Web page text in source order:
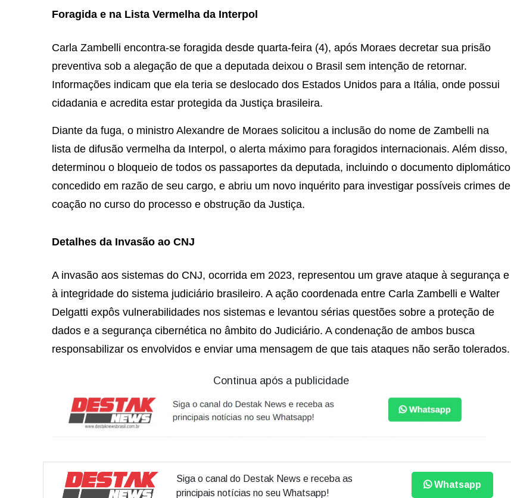
Foragida e na Lista Vermelha da Interpol
Carla Zambelli encontra-se foragida desde quarta-feira (4), após Moraes decretar sua prisão
preventiva sob a alegação de que a deputada deixou o Brasil sem intenção de retornar.
Informações indicam que ela teria se deslocado dos Estados Unidos para a Itália, onde possui
cidadania e acredita estar protegida da Justiça brasileira.
Diante da fuga, o ministro Alexandre de Moraes solicitou a inclusão do nome de Zambelli na
lista de difusão vermelha da Interpol, o alerta máximo para foragidos internacionais. Além disso,
determinou o bloqueio de todos os passaportes da deputada, incluindo o documento diplomático
concedido em razão de seu cargo, e abriu um novo inquérito para investigar possíveis crimes de
coação no curso do processo e obstrução da Justiça.
Detalhes da Invasão ao CNJ
A invasão aos sistemas do CNJ, ocorrida em 2023, representou um grave ataque à segurança e
à integridade do sistema judiciário brasileiro. A ação coordenada entre Carla Zambelli e Walter
Delgatti expôs vulnerabilidades nos sistemas e levantou sérias questões sobre a proteção de
dados e a segurança cibernética no âmbito do Judiciário. A condenação de ambos busca
responsabilizar os envolvidos e enviar uma mensagem de que tais ataques não serão tolerados.
Continua após a publicidade
Siga o canal do Destak News e receba as
principais notícias no seu Whatsapp!
Whatsapp